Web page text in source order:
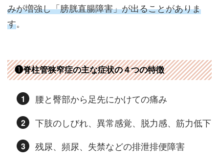
みが増強し「膀胱直腸障害」が出ることがありま
す。
❶脊柱管狭窄症の主な症状の４つの特徴
腰と臀部から足先にかけての痛み
下肢のしびれ、異常感覚、脱力感、筋力低下
残尿、頻尿、失禁などの排泄排便障害